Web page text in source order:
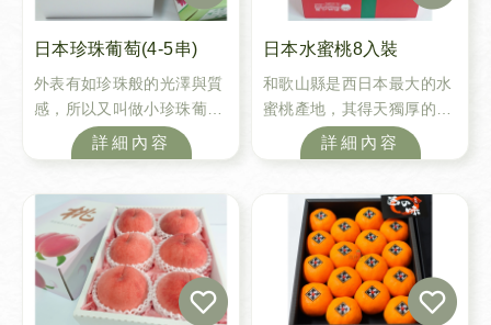
日本珍珠葡萄(4-5串)
外表有如珍珠般的光澤與質
感，所以又叫做小珍珠葡
萄，其外型雖小，但是酸酸
甜甜的好滋味，多汁又獨特
口都是滿足與享受，特殊的
外型以及討喜的模樣，絕對
是您送禮最佳的選擇之一。
詳細內容
日本水蜜桃8入裝
和歌山縣是西日本最大的水
蜜桃產地，其得天獨厚的氣
候及地理環境，加上當地果
農遵循古法栽培，造就出香
向是世界最知名的水蜜桃，
喜愛桃子的您不容錯過唷!
詳細內容